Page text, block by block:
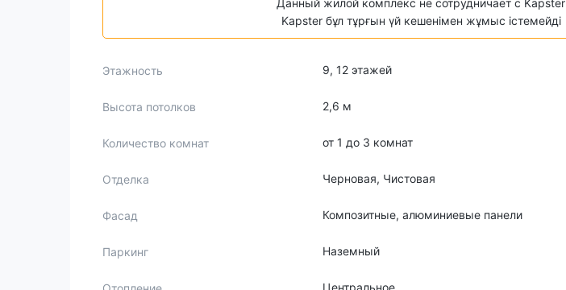
Kapster бұл тұрғын үй кешенімен жұмыс істемейді
Этажность 9, 12 этажей
Высота потолков 2,6 м
Количество комнат от 1 до 3 комнат
Отделка Черновая, Чистовая
Фасад Композитные, алюминиевые панели
Паркинг Наземный
Центральное